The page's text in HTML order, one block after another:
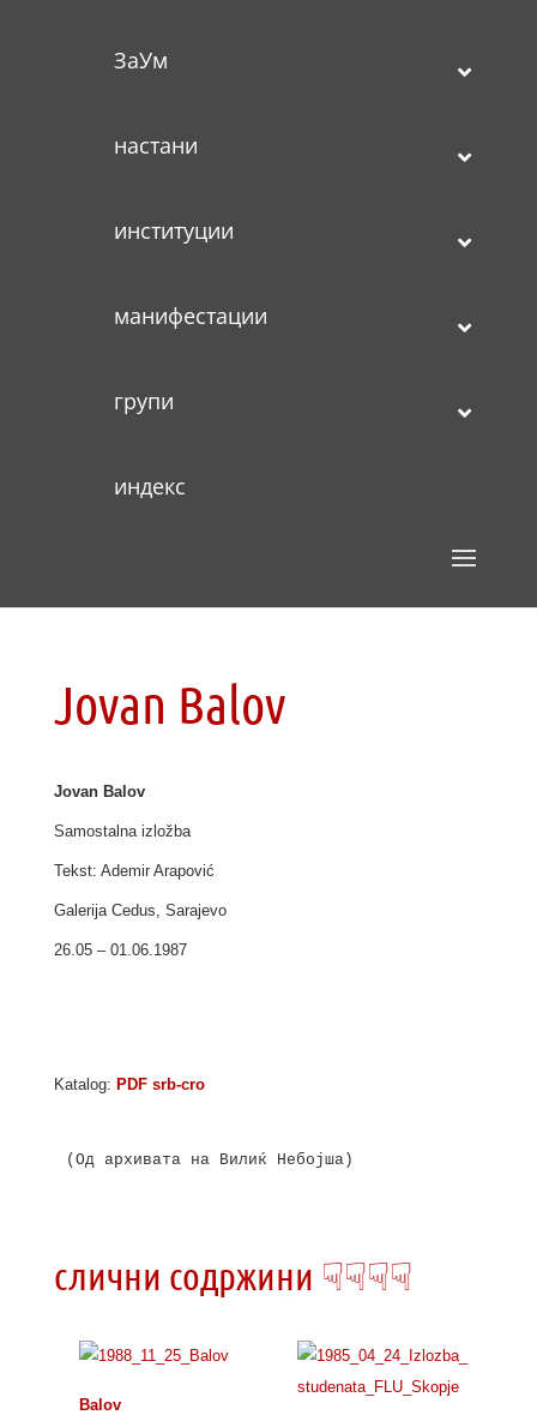
ЗаУм
настани
институции
манифестации
групи
индекс
Jovan Balov
Jovan Balov
Samostalna izložba
Tekst: Ademir Arapović
Galerija Cedus, Sarajevo
26.05 – 01.06.1987
Katalog: PDF srb-cro
(Од архивата на Вилиќ Небојша)
слични содржини ☟☟☟☟
Balov